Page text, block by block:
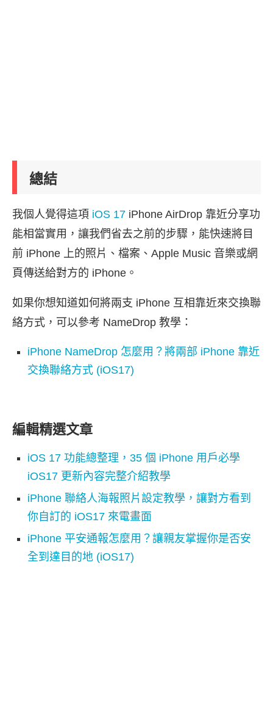
總結
我個人覺得這項 iOS 17 iPhone AirDrop 靠近分享功
能相當實用，讓我們省去之前的步驟，能快速將目
前 iPhone 上的照片、檔案、Apple Music 音樂或網
頁傳送給對方的 iPhone。
如果你想知道如何將兩支 iPhone 互相靠近來交換聯
絡方式，可以參考 NameDrop 教學：
iPhone NameDrop 怎麼用？將兩部 iPhone 靠近
交換聯絡方式 (iOS17)
編輯精選文章
iOS 17 功能總整理，35 個 iPhone 用戶必學
iOS17 更新內容完整介紹教學
iPhone 聯絡人海報照片設定教學，讓對方看到
你自訂的 iOS17 來電畫面
iPhone 平安通報怎麼用？讓親友掌握你是否安
全到達目的地 (iOS17)